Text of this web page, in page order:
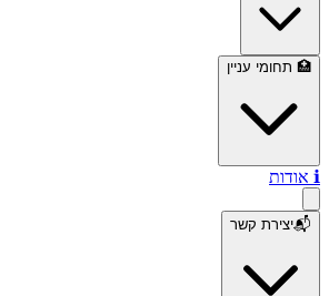
🏥 תחומי עניין
ℹ️ אודות
📬יצירת קשר